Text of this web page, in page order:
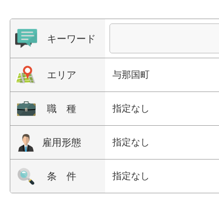
キーワード
エリア 与那国町
職 種 指定なし
雇用形態 指定なし
条 件 指定なし